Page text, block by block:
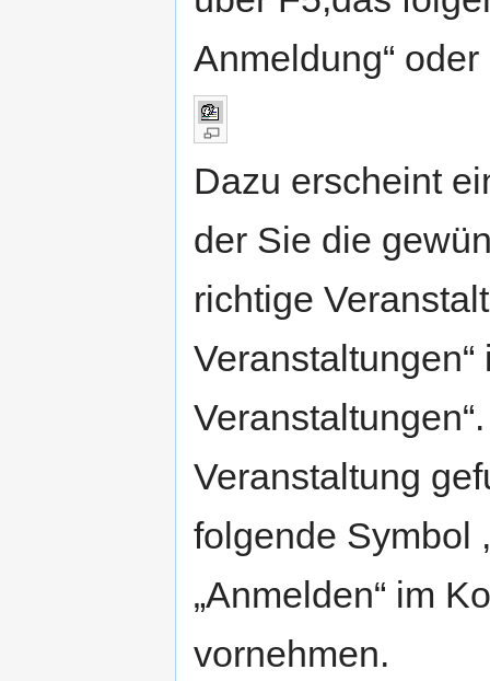
Anmeldung“
Dazu erscheint
der Sie die
richtige
Veranstaltung
folgende Symbol
„Anmelden“ im
vornehmen.